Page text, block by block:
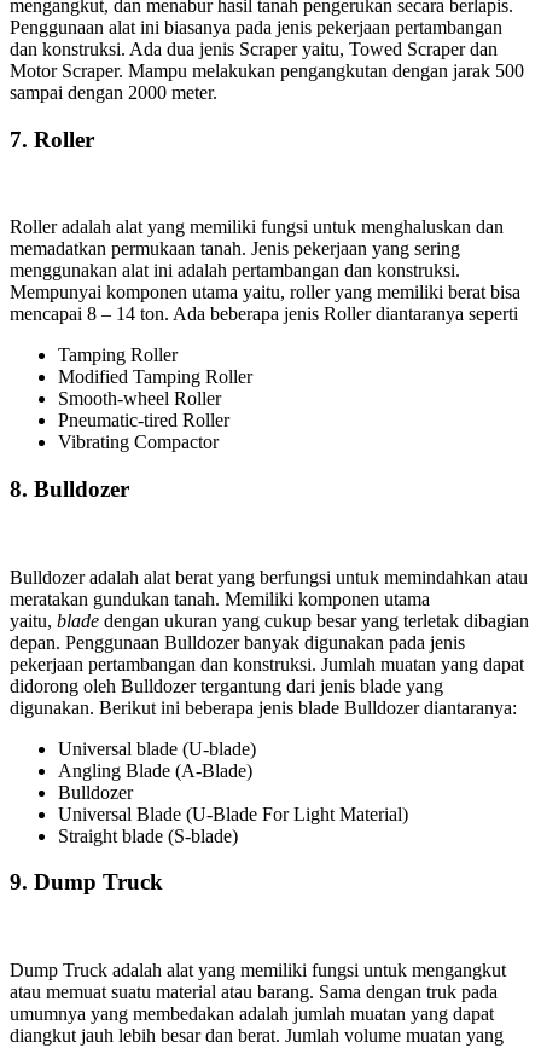
mengangkut, dan menabur hasil tanah pengerukan secara berlapis.
Penggunaan alat ini biasanya pada jenis pekerjaan pertambangan
dan konstruksi. Ada dua jenis Scraper yaitu, Towed Scraper dan
Motor Scraper. Mampu melakukan pengangkutan dengan jarak 500
sampai dengan 2000 meter.
7. Roller
Roller adalah alat yang memiliki fungsi untuk menghaluskan dan
memadatkan permukaan tanah. Jenis pekerjaan yang sering
menggunakan alat ini adalah pertambangan dan konstruksi.
Mempunyai komponen utama yaitu, roller yang memiliki berat bisa
mencapai 8 – 14 ton. Ada beberapa jenis Roller diantaranya seperti
Tamping Roller
Modified Tamping Roller
Smooth-wheel Roller
Pneumatic-tired Roller
Vibrating Compactor
8. Bulldozer
Bulldozer adalah alat berat yang berfungsi untuk memindahkan atau
meratakan gundukan tanah. Memiliki komponen utama
yaitu, blade dengan ukuran yang cukup besar yang terletak dibagian
depan. Penggunaan Bulldozer banyak digunakan pada jenis
pekerjaan pertambangan dan konstruksi. Jumlah muatan yang dapat
didorong oleh Bulldozer tergantung dari jenis blade yang
digunakan. Berikut ini beberapa jenis blade Bulldozer diantaranya:
Universal blade (U-blade)
Angling Blade (A-Blade)
Bulldozer
Universal Blade (U-Blade For Light Material)
Straight blade (S-blade)
9. Dump Truck
Dump Truck adalah alat yang memiliki fungsi untuk mengangkut
atau memuat suatu material atau barang. Sama dengan truk pada
umumnya yang membedakan adalah jumlah muatan yang dapat
diangkut jauh lebih besar dan berat. Jumlah volume muatan yang